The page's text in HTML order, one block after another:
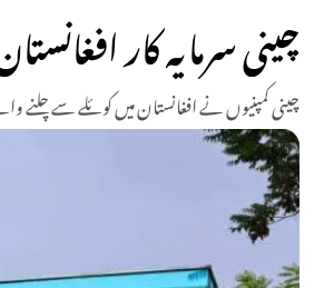
چینی سرمایہ کار
چینی کمپنیوں نے افغانستان میں کوئلے سے چلنے